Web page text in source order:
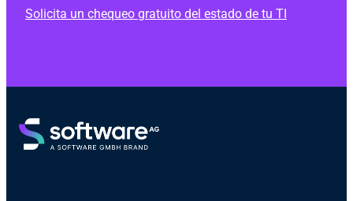
Solicita un chequeo gratuito del estado de tu TI